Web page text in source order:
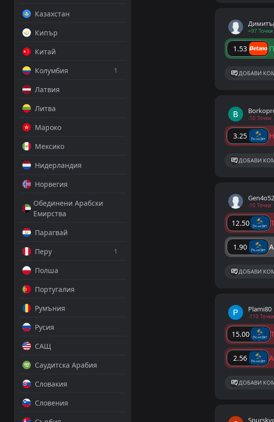
Казахстан
Кипър
Китай
Колумбия
1
Латвия
Литва
Мароко
Мексико
Нидерландия
Норвегия
Обединени Арабски
Емирства
Парагвай
Перу
1
Полша
Португалия
Румъния
Русия
САЩ
Саудитска Арабия
Словакия
Словения
+97 Точки
1.53
ДОБАВИ
-10 Точки
3.25
ДОБАВИ
Gen4o52
-10 Точки
12.50
1.90
ДОБАВИ
Plami80
-110 Точки
15.00
2.56
ДОБАВИ